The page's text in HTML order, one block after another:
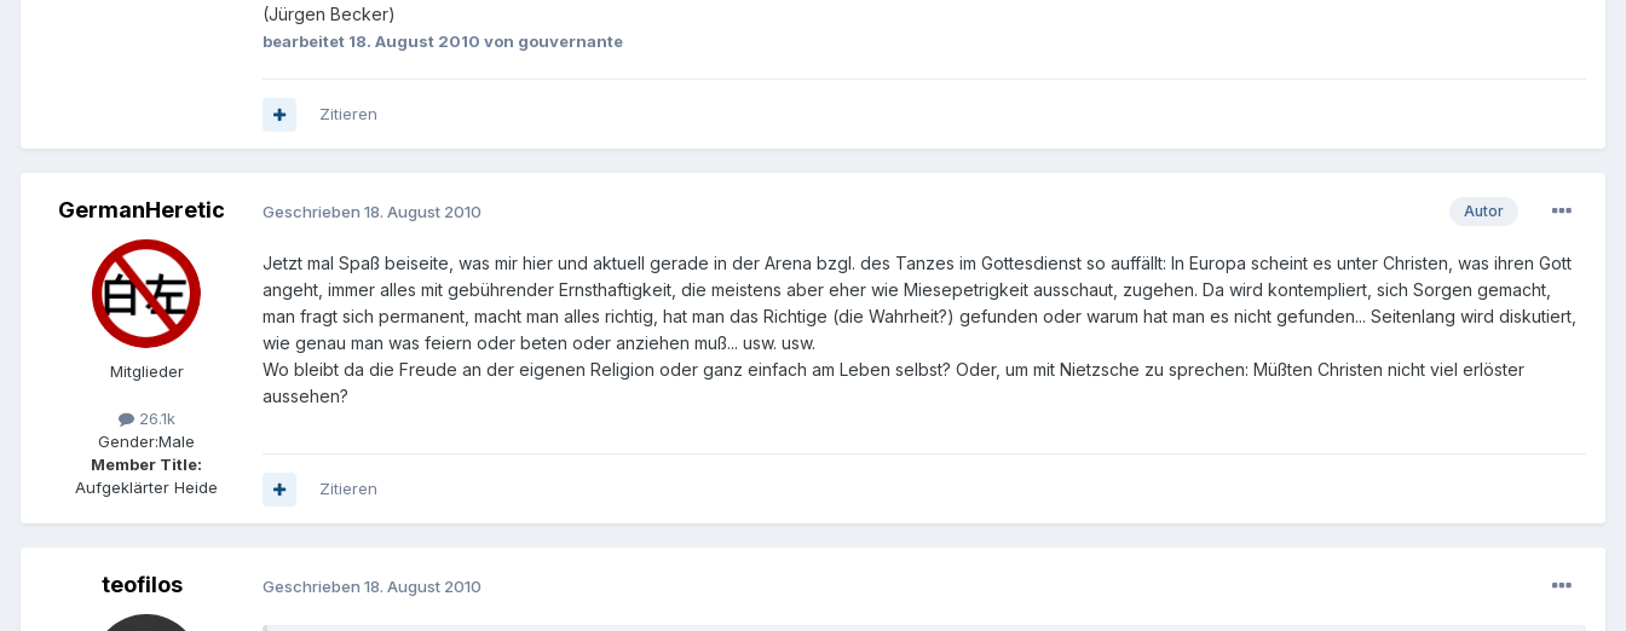
(Jürgen Becker)
bearbeitet 18. August 2010 von gouvernante
Zitieren
GermanHeretic
Mitglieder
26.1k
Gender:Male
Member Title:
Aufgeklärter Heide
Autor
Geschrieben 18. August 2010
Jetzt mal Spaß beiseite, was mir hier und aktuell gerade in der Arena bzgl. des Tanzes im Gottesdienst so auffällt: In Europa scheint es unter Christen, was ihren Gott
angeht, immer alles mit gebührender Ernsthaftigkeit, die meistens aber eher wie Miesepetrigkeit ausschaut, zugehen. Da wird kontempliert, sich Sorgen gemacht,
man fragt sich permanent, macht man alles richtig, hat man das Richtige (die Wahrheit?) gefunden oder warum hat man es nicht gefunden... Seitenlang wird diskutiert,
wie genau man was feiern oder beten oder anziehen muß... usw. usw.
Wo bleibt da die Freude an der eigenen Religion oder ganz einfach am Leben selbst? Oder, um mit Nietzsche zu sprechen: Müßten Christen nicht viel erlöster
aussehen?
Zitieren
teofilos Geschrieben 18. August 2010